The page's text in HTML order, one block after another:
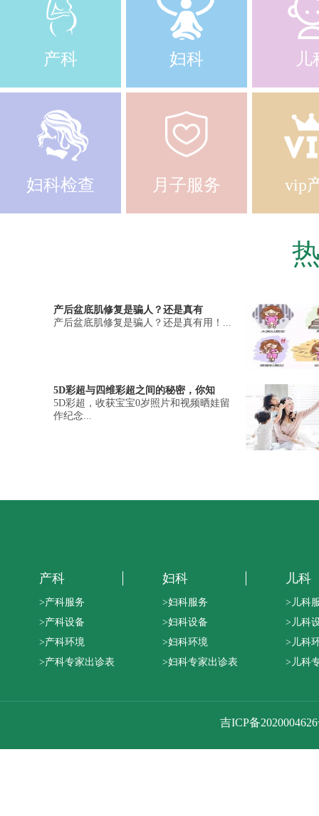
产科 妇科 儿
妇科检查 月子服务 vip
产后盆底肌修复是骗人？还是真有
产后盆底肌修复是骗人？还是真有用！...
5D彩超与四维彩超之间的秘密，你知
5D彩超，收获宝宝0岁照片和视频晒娃留
作纪念...
产科
>产科服务
>产科设备
>产科环境
>产科专家出诊表
妇科
>妇科服务
>妇科设备
>妇科环境
>妇科专家出诊表
儿科
>儿科
>儿科
>儿科
>儿科
吉ICP备